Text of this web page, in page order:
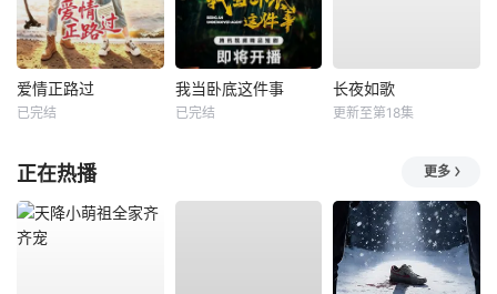
爱情正路过
已完结
我当卧底这件事
已完结
长夜如歌
更新至第18集
正在热播 更多